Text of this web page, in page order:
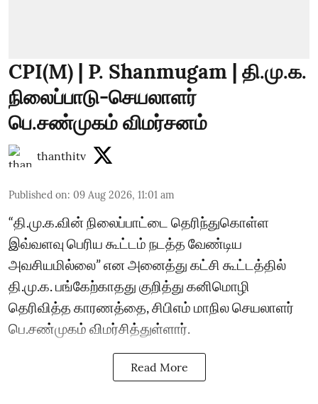
CPI(M) | P. Shanmugam | தி.மு.க.
நிலைப்பாடு-செயலாளர்
பெ.சண்முகம் விமர்சனம்
thanthitv
Published on: 09 Aug 2026, 11:01 am
“தி.மு.க.வின் நிலைப்பாட்டை தெரிந்துகொள்ள
இவ்வளவு பெரிய கூட்டம் நடத்த வேண்டிய
அவசியமில்லை” என அனைத்து கட்சி கூட்டத்தில்
தி.மு.க. பங்கேற்காதது குறித்து கனிமொழி
தெரிவித்த காரணத்தை, சிபிஎம் மாநில செயலாளர்
பெ.சண்முகம் விமர்சித்துள்ளார்.
Read More